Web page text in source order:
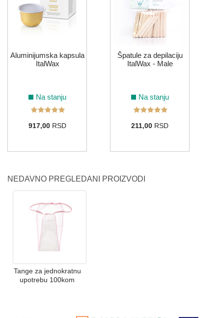
Aluminijumska kapsula
ItalWax
Na stanju
917,00RSD
Špatule za depilaciju
ItalWax - Male
Na stanju
211,00 RSD
NEDAVNO PREGLEDANI PROIZVODI
Tange za jednokratnu
upotrebu 100kom